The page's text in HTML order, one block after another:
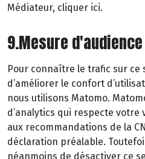
Médiateur, cliquer ici.
9.Mesure d'audience
Pour connaître le trafic sur
d’améliorer le confort
nous utilisons Matomo.
d’analytics qui respecte
aux recommandations de la
déclaration préalable.
néanmoins de désactiver ce